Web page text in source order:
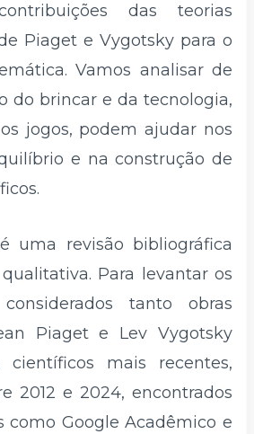
das teorias
Piaget e Vygotsky para o
Vamos analisar de
do brincar e da tecnologia,
jogos, podem ajudar nos
e na construção de
uma revisão bibliográfica
Para levantar os
tanto obras
Piaget e Lev Vygotsky
científicos mais recentes,
2012 e 2024, encontrados
como Google Acadêmico e